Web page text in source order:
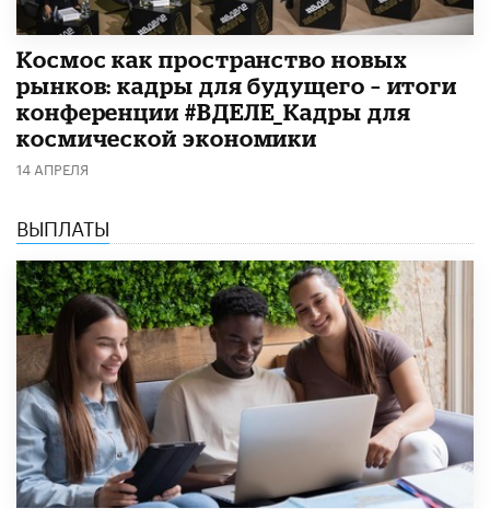
Космос как пространство новых
рынков: кадры для будущего – итоги
конференции #ВДЕЛЕ_Кадры для
космической экономики
14 АПРЕЛЯ
ВЫПЛАТЫ